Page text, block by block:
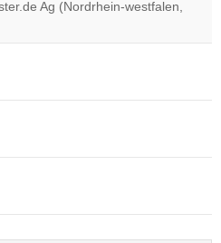
website?
Ag (Nordrhein-westfalen,